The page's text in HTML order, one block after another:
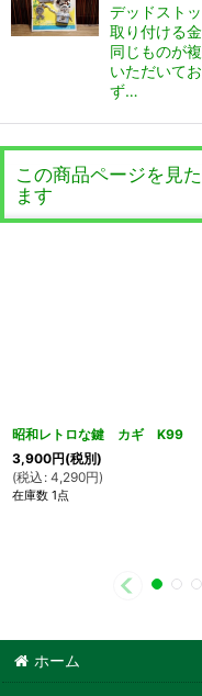
デッドスト
取り付ける
同じものが
いただいて
ず…
この商品ページを見
ます
昭和レトロな鍵 カギ K99
3,900円(税別)
(税込 : 4,290円)
在庫数 1点
ホーム